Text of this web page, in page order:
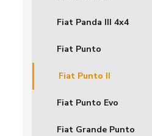
Fiat Panda III 4x4
Fiat Punto
Fiat Punto II
Fiat Punto Evo
Fiat Grande Punto